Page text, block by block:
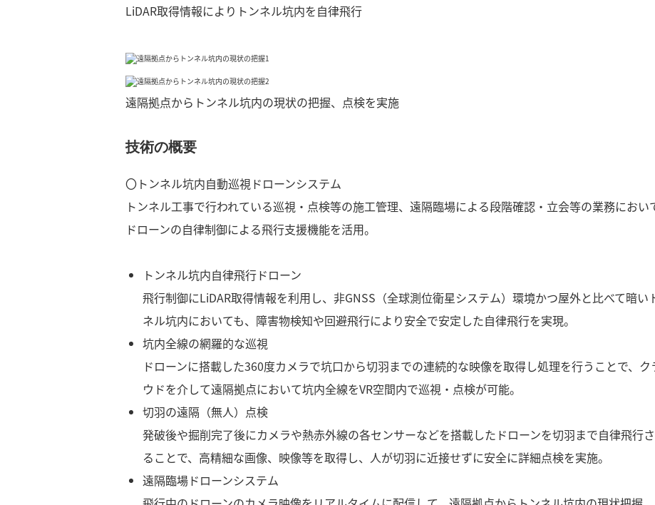
LiDAR取得情報によりトンネル坑内を自律飛行
遠隔拠点からトンネル坑内の現状の把握、点検を実施
技術の概要
〇トンネル坑内自動巡視ドローンシステム
トンネル工事で行われている巡視・点検等の施工管理、遠隔臨場による段階確認・立会等の業務におい
ドローンの自律制御による飛行支援機能を活用。
トンネル坑内自律飛行ドローン
飛行制御にLiDAR取得情報を利用し、非GNSS（全球測位衛星システム）環境かつ屋外と比べて暗い
ネル坑内においても、障害物検知や回避飛行により安全で安定した自律飛行を実現。
坑内全線の網羅的な巡視
ドローンに搭載した360度カメラで坑口から切羽までの連続的な映像を取得し処理を行うことで、ク
ウドを介して遠隔拠点において坑内全線をVR空間内で巡視・点検が可能。
切羽の遠隔（無人）点検
発破後や掘削完了後にカメラや熱赤外線の各センサーなどを搭載したドローンを切羽まで自律飛行
ることで、高精細な画像、映像等を取得し、人が切羽に近接せずに安全に詳細点検を実施。
遠隔臨場ドローンシステム